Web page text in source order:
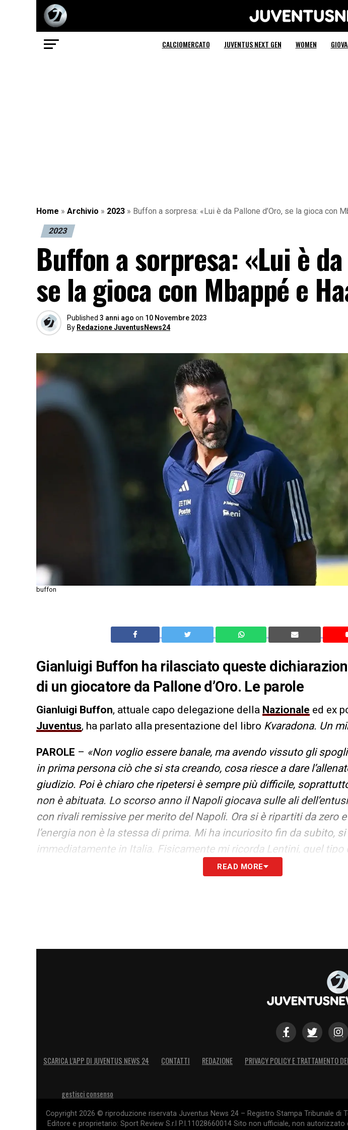
CALCIOMERCATO JUVENTUS NEXT GEN WOMEN
Home » Archivio » 2023 » Buffon a sorpresa: «Lui è da Pallone d’Oro, se la gioca con
2023
Buffon a sorpresa: «Lui è da
se la gioca con Mbappé e
Published 3 anni ago on 10 Novembre 2023
By Redazione JuventusNews24
buffon
Gianluigi Buffon ha rilasciato queste
di un giocatore da Pallone d’Oro. Le parole
Gianluigi Buffon, attuale capo delegazione della Nazionale ed ex
Juventus, ha parlato alla presentazione del libro Kvaradona. Un
PAROLE – «Non voglio essere banale, ma avendo vissuto gli
in prima persona ciò che si sta creando, cosa riesce a dare
giudizio. Poi è chiaro che ripetersi è sempre più difficile,
non è abituata. Lo scorso anno il Napoli giocava sulle ali
con rivali remissive per merito del Napoli. Ora si è ripartiti da zero
l’energia non è la stessa di prima. Mi ha incuriosito fin da subito,
immediatamente in Italia. Fisicamente mi ricorda Lentini, quel tipo
Lentini era più da binario, nel lungo, il georgiano nel dribbling, nei
READ MORE
SCARICA L’APP DI JUVENTUS NEWS 24 CONTATTI REDAZIONE PRIVACY POLICY E TRATTAMENTO
gestisci consenso
Copyright 2026 © riproduzione riservata Juventus News 24 – Registro Stampa Tribunale
Editore e proprietario: Sport Review S.r.l P.I.11028660014 Sito non ufficiale, non